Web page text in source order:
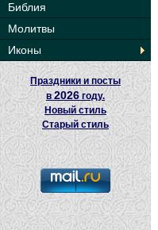
Библия
Молитвы
Иконы
Праздники и посты
в2026 году.
Новый стиль
Старый стиль